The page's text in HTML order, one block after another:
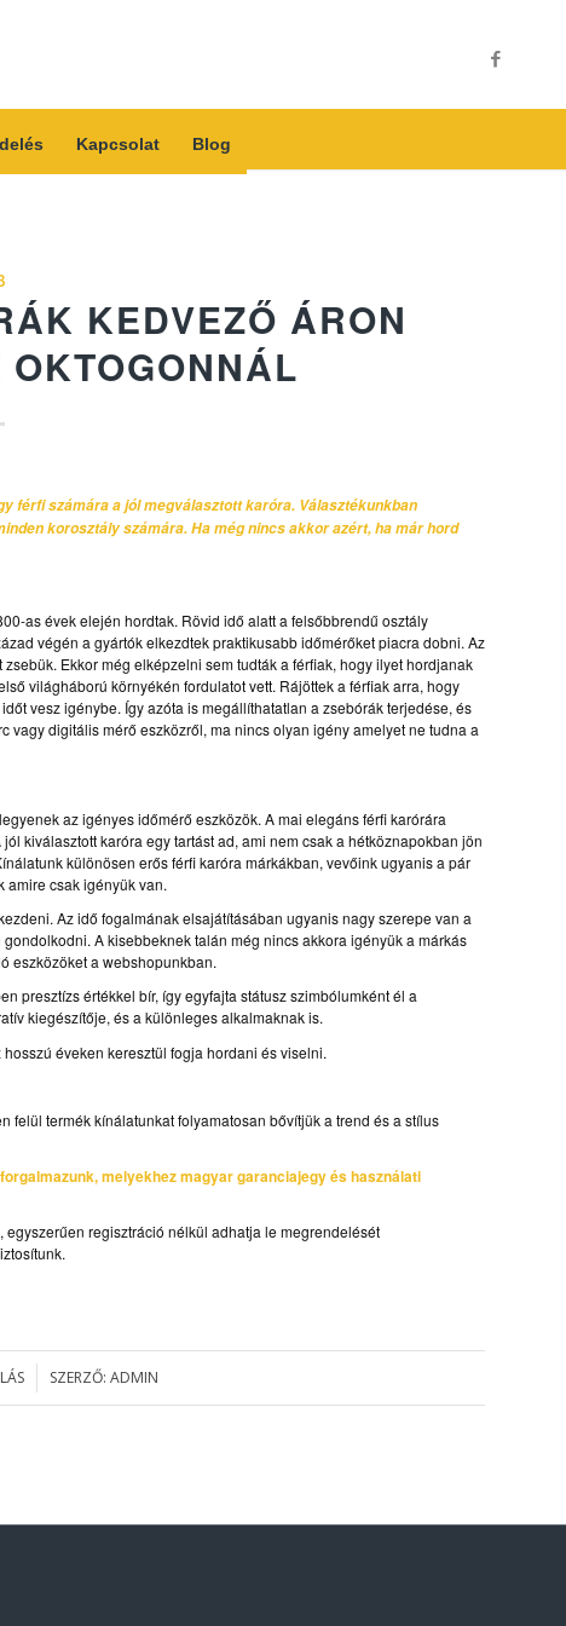
Kapcsolat Blog
KEDVEZŐ ÁRON
férfi számára a jól megválasztott karóra. Választékunkban
korosztály számára. Ha még nincs akkor azért, ha már hord
as évek elején hordtak. Rövid idő alatt a felsőbbrendű osztály
végén a gyártók elkezdtek praktikusabb időmérőket piacra dobni. Az
Ekkor még elképzelni sem tudták a férfiak, hogy ilyet hordjanak
világháború környékén fordulatot vett. Rájöttek a férfiak arra, hogy
vesz igénybe. Így azóta is megállíthatatlan a zsebórák terjedése, és
digitális mérő eszközről, ma nincs olyan igény amelyet ne tudna a
az igényes időmérő eszközök. A mai elegáns férfi karórára
kiválasztott karóra egy tartást ad, ami nem csak a hétköznapokban jön
különösen erős férfi karóra márkákban, vevőink ugyanis a pár
amire csak igényük van.
Az idő fogalmának elsajátításában ugyanis nagy szerepe van a
A kisebbeknek talán még nincs akkora igényük a márkás
eszközöket a webshopunkban.
presztízs értékkel bír, így egyfajta státusz szimbólumként él a
kiegészítője, és a különleges alkalmaknak is.
éveken keresztül fogja hordani és viselni.
felül termék kínálatunkat folyamatosan bővítjük a trend és a stílus
melyekhez magyar garanciajegy és használati
regisztráció nélkül adhatja le megrendelését
SZERZŐ: ADMIN